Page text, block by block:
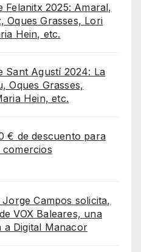
Felanitx 2025: Amaral,
Oques Grasses, Lori
Hein, etc.
Sant Agustí 2024: La
Oques Grasses,
Hein, etc.
€ de descuento para
Campos solicita,
VOX Baleares, una
a Digital Manacor